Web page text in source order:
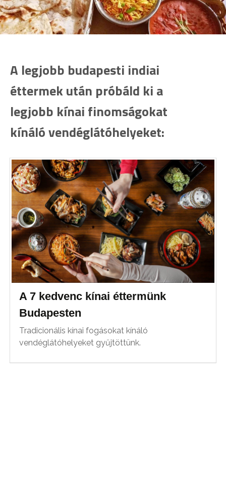
A legjobb budapesti indiai
éttermek után próbáld ki a
legjobb kínai finomságokat
kínáló vendéglátóhelyeket:
A 7 kedvenc kínai éttermünk
Budapesten
Tradicionális kínai fogásokat kínáló
vendéglátóhelyeket gyűjtöttünk.